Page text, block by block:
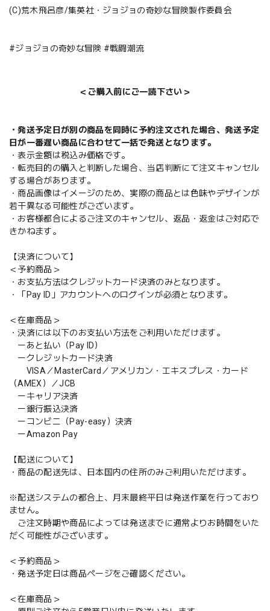
(C)荒木飛呂彦/集英社・ジョジョの奇妙な冒険製作委員会
#ジョジョの奇妙な冒険 #戦闘潮流
＜ご購入前にご一読下さい＞
・発送予定日が別の商品を同時に予約注文された場合、発送予定
日が一番遅い商品に合わせて一括で発送となります。
・表示金額は税込み価格です。
・転売目的の購入と判断した場合、当店判断にて注文キャンセル
する場合があります。
・商品画像はイメージのため、実際の商品とは色味やデザインが
若干異なる可能性がございます。
・お客様都合によるご注文のキャンセル、返品・返金はご対応で
きかねます。
【決済について】
＜予約商品＞
・お支払方法はクレジットカード決済のみとなります。
・「Pay ID」アカウントへのログインが必須となります。
＜在庫商品＞
・決済には以下のお支払い方法をご利用いただけます。
ーあと払い（Pay ID）
ークレジットカード決済
VISA／MasterCard／アメリカン・エキスプレス・カード
（AMEX）／JCB
ーキャリア決済
ー銀行振込決済
ーコンビニ（Pay-easy）決済
ーAmazon Pay
【配送について】
・商品の配送先は、日本国内の住所のみご利用いただけます。
※配送システムの都合上、月末最終平日は発送作業を行っており
ません。
ご注文時期や商品によっては発送までに通常よりお時間をいた
だく可能性がございます。
＜予約商品＞
・発送予定日は商品ページをご確認ください。
＜在庫商品＞